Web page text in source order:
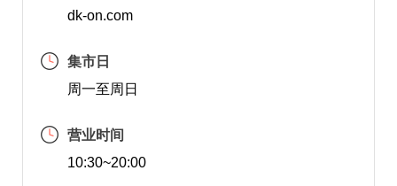
dk-on.com
集市日
周一至周日
营业时间
10:30~20:00